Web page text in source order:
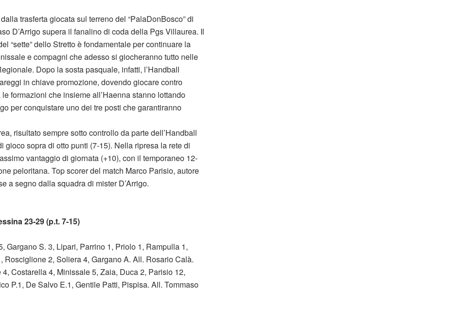
trasferta giocata sul terreno del “PalaDonBosco” di
D’Arrigo supera il fanalino di coda della Pgs Villaurea. Il
“sette” dello Stretto è fondamentale per continuare la
e compagni che adesso si giocheranno tutto nelle
Dopo la sosta pasquale, infatti, l’Handball
in chiave promozione, dovendo giocare contro
formazioni che insieme all’Haenna stanno lottando
per conquistare uno dei tre posti che garantiranno
risultato sempre sotto controllo da parte dell’Handball
gioco sopra di otto punti (7-15). Nella ripresa la rete di
vantaggio di giornata (+10), con il temporaneo 12-
peloritana. Top scorer del match Marco Parisio, autore
a segno dalla squadra di mister D’Arrigo.
23-29 (p.t. 7-15)
Gargano S. 3, Lipari, Parrino 1, Priolo 1, Rampulla 1,
Rosciglione 2, Soliera 4, Gargano A. All. Rosario Calà.
Costarella 4, Minissale 5, Zaia, Duca 2, Parisio 12,
P.1, De Salvo E.1, Gentile Patti, Pispisa. All. Tommaso